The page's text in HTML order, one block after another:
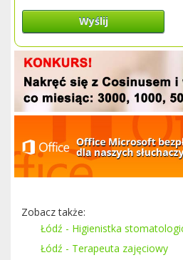
Wyślij
Zobacz także:
Łódź - Higienistka
Łódź - Terapeuta zajęciowy